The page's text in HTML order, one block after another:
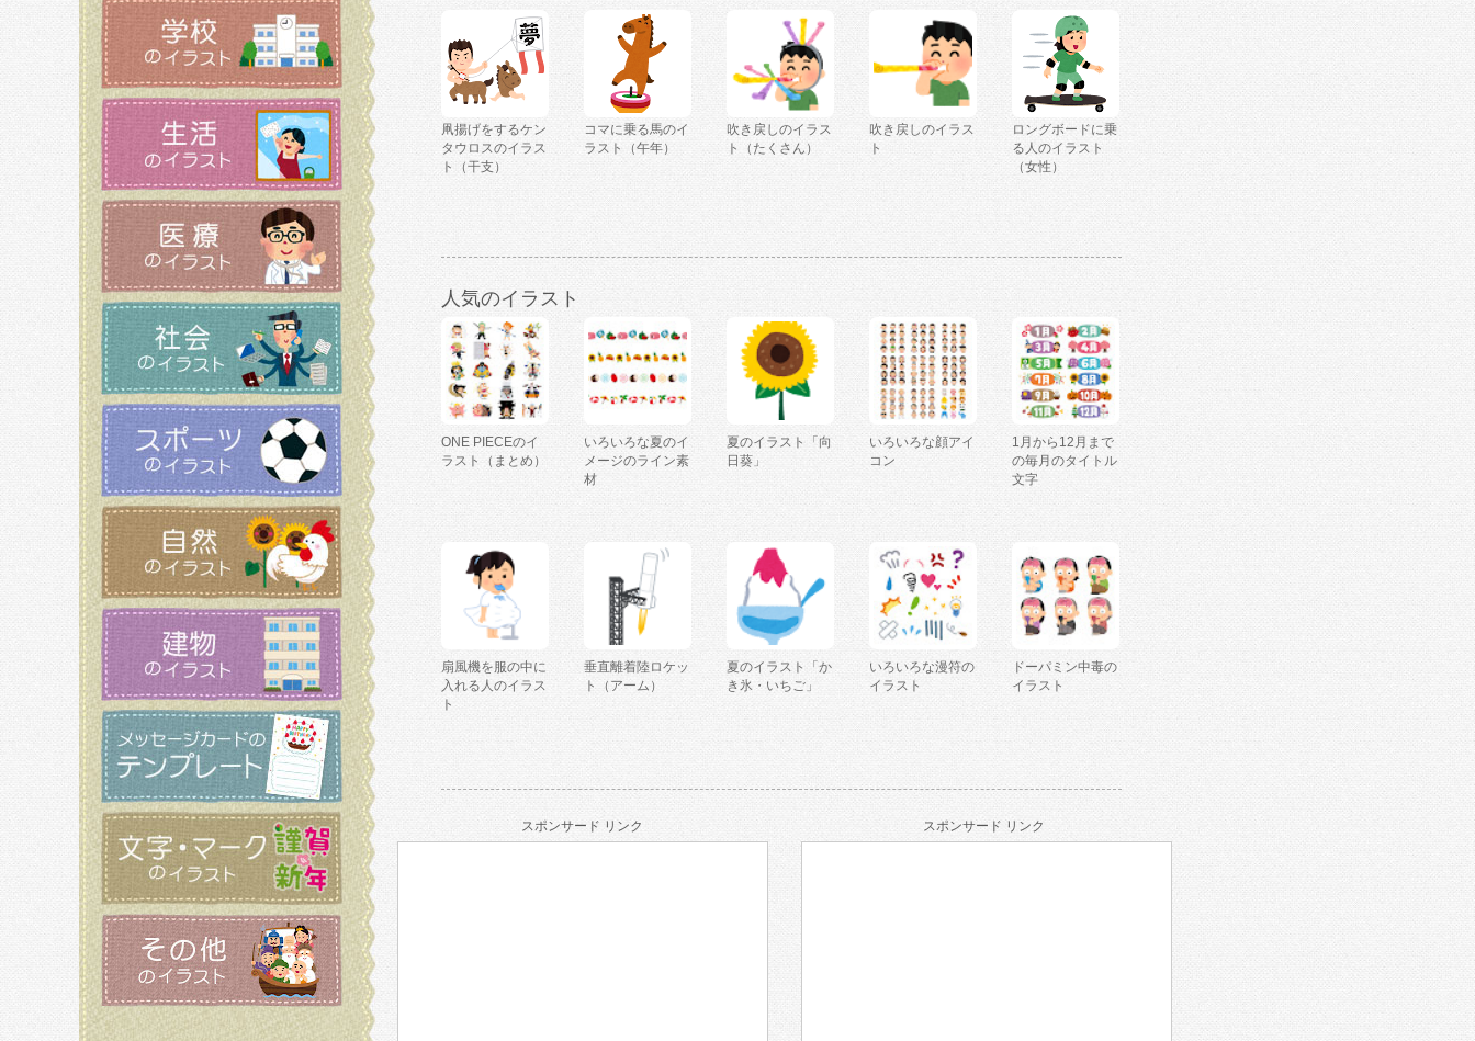
凧揚げをするケン
タウロスのイラス
ト（干支）
コマに乗る馬のイ
ラスト（午年）
吹き戻しのイラス
ト（たくさん）
吹き戻しのイラス
ト
ロングボードに乗
る人のイラスト
（女性）
人気のイラスト
ONE PIECEのイ
ラスト（まとめ）
いろいろな夏のイ
メージのライン素
材
夏のイラスト「向
日葵」
いろいろな顔アイ
コン
1月から12月まで
の毎月のタイトル
文字
扇風機を服の中に
入れる人のイラス
ト
垂直離着陸ロケッ
ト（アーム）
夏のイラスト「か
き氷・いちご」
いろいろな漫符の
イラスト
ドーパミン中毒の
イラスト
スポンサード リンク スポンサード リンク